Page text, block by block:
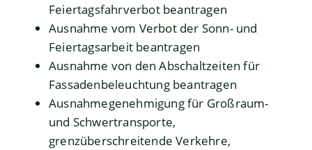
Feiertagsfahrverbot beantragen
Ausnahme vom Verbot der Sonn- und
Feiertagsarbeit beantragen
Ausnahme von den Abschaltzeiten für
Fassadenbeleuchtung beantragen
Ausnahmegenehmigung für Großraum-
und Schwertransporte,
grenzüberschreitende Verkehre,